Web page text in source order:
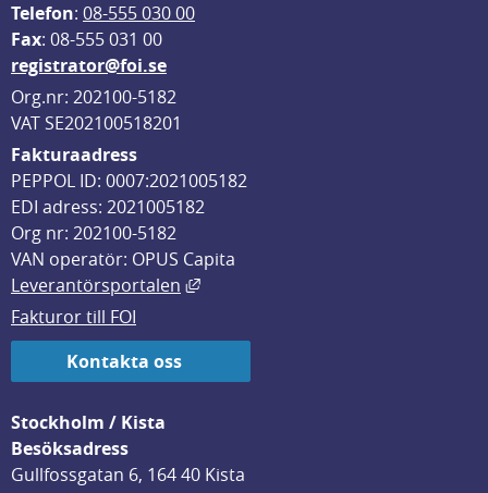
Telefon: 08-555 030 00
Fax: 08-555 031 00
registrator@foi.se
Org.nr: 202100-5182
VAT SE202100518201
Fakturaadress
PEPPOL ID: 0007:2021005182
EDI adress: 2021005182
Org nr: 202100-5182
VAN operatör: OPUS Capita
Leverantörsportalen
Länk till annan webbplats, öppnas
Fakturor till FOI
Kontakta oss
Stockholm / Kista
Besöksadress
Gullfossgatan 6, 164 40 Kista